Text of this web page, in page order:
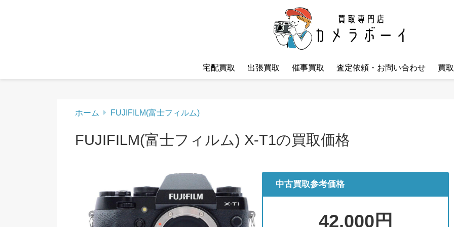
宅配買取 出張買取 催事買取 査定依頼・お問い合わせ 買
ホーム FUJIFILM(富士フィルム)
FUJIFILM(富士フィルム) X-T1の買取価格
中古買取参考価格
42,000円